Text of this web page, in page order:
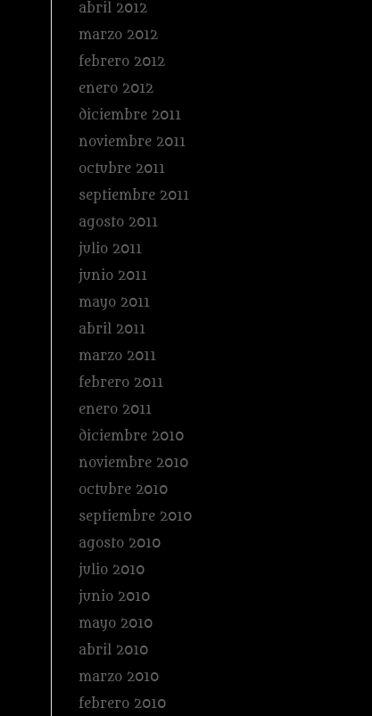
abril 2012
marzo 2012
febrero 2012
enero 2012
diciembre 2011
noviembre 2011
octubre 2011
septiembre 2011
agosto 2011
julio 2011
junio 2011
mayo 2011
abril 2011
marzo 2011
febrero 2011
enero 2011
diciembre 2010
noviembre 2010
octubre 2010
septiembre 2010
agosto 2010
julio 2010
junio 2010
mayo 2010
abril 2010
marzo 2010
febrero 2010